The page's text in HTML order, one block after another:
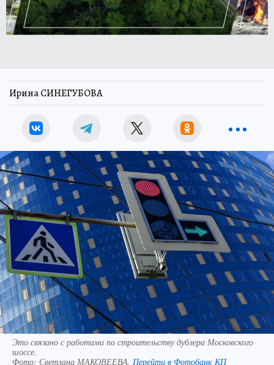
Ирина СИНЕГУБОВА
Это связано с работами по строительству дублера Московского
шоссе.
Фото: Светлана МАКОВЕЕВА. Перейти в Фотобанк КП